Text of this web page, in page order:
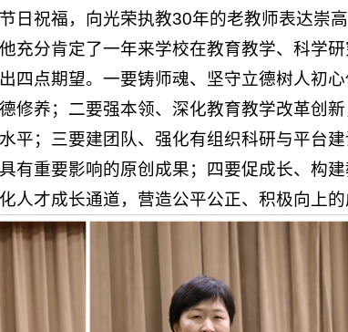
日祝福，向光荣执教30年的老教师表达崇
充分肯定了一年来学校在教育教学、科学
四点期望。一要铸师魂、坚守立德树人初心
修养；二要强本领、深化教育教学改革创
平；三要建团队、强化有组织科研与平台
有重要影响的原创成果；四要促成长、构
人才成长通道，营造公平公正、积极向上的